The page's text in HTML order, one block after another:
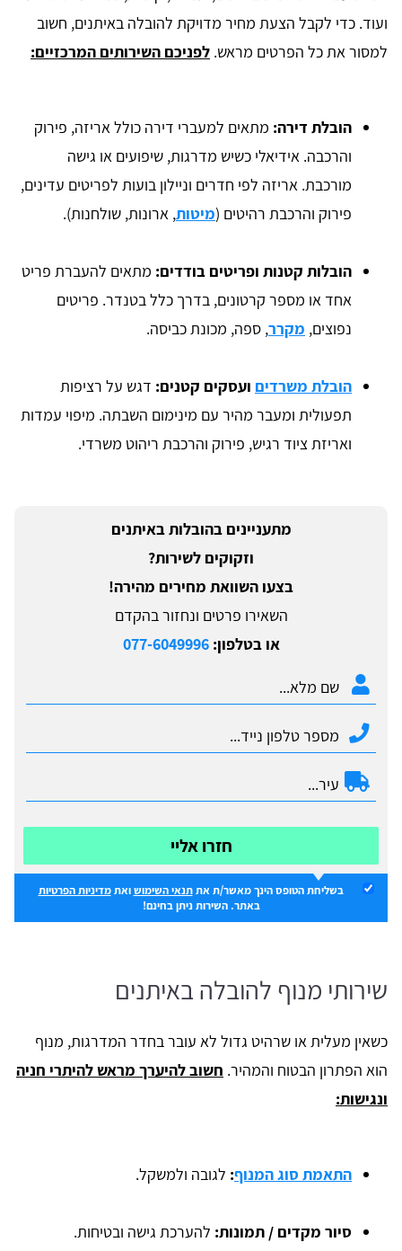
ועוד. כדי לקבל הצעת מחיר מדויקת להובלה באיתנים, חשוב
למסור את כל הפרטים מראש. לפניכם השירותים המרכזיים:
הובלת דירה: מתאים למעברי דירה כולל אריזה, פירוק
והרכבה. אידיאלי כשיש מדרגות, שיפועים או גישה
מורכבת. אריזה לפי חדרים וניילון בועות לפריטים עדינים,
פירוק והרכבת רהיטים (מיטות, ארונות, שולחנות).
הובלות קטנות ופריטים בודדים: מתאים להעברת פריט
אחד או מספר קרטונים, בדרך כלל בטנדר. פריטים
נפוצים, מקרר, ספה, מכונת כביסה.
הובלת משרדים ועסקים קטנים: דגש על רציפות
תפעולית ומעבר מהיר עם מינימום השבתה. מיפוי עמדות
ואריזת ציוד רגיש, פירוק והרכבת ריהוט משרדי.
מתעניינים בהובלות באיתנים
וזקוקים לשירות?
בצעו השוואת מחירים מהירה!
השאירו פרטים ונחזור בהקדם
או בטלפון:077-6049996
חזרו אליי
בשליחת הטופס הינך מאשר/ת אתתנאי השימושואתמדיניות הפרטיות
באתר. השירות ניתן בחינם!
שירותי מנוף להובלה באיתנים
כשאין מעלית או שרהיט גדול לא עובר בחדר המדרגות, מנוף
הוא הפתרון הבטוח והמהיר. חשוב להיערך מראש להיתרי חניה
ונגישות:
התאמת סוג המנוף: לגובה ולמשקל.
סיור מקדים / תמונות: להערכת גישה ובטיחות.